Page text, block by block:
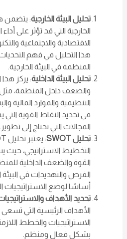
تحليل البيئة الخارجية: يتضمن
الخارجية التي قد تؤثر على
الاقتصادية والاجتماعية
هذا التحليل في فهم
المنظمة في البيئة الخارجية.
تحليل البيئة الداخلية: يركز
والضعف داخل المنظمة، مثل
التنظيمية والموارد المالية
في تحديد النقاط القوية التي
المجالات التي تحتاج إلى تطوير.
تحليل SWOT
التخطيط الاستراتيجي، حيث
القوة والضعف الداخلية
الفرص والتهديدات في البيئة
أساسًا لوضع الاستراتيجيات
تحديد الأهداف
الأهداف الرئيسية التي
الاستراتيجيات والخطط
بشكل فعال ومنظم.